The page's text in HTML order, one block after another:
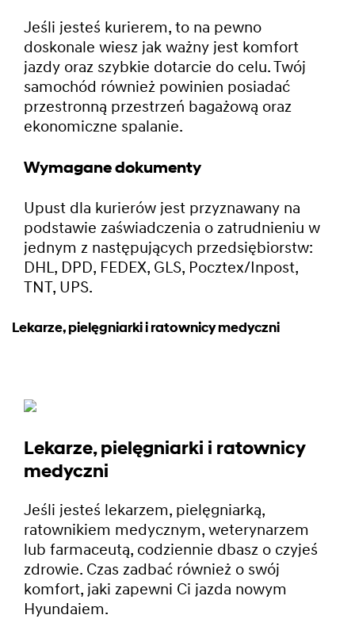
Jeśli jesteś kurierem, to na pewno
doskonale wiesz jak ważny jest komfort
jazdy oraz szybkie dotarcie do celu. Twój
samochód również powinien posiadać
przestronną przestrzeń bagażową oraz
ekonomiczne spalanie.
Wymagane dokumenty
Upust dla kurierów jest przyznawany na
podstawie zaświadczenia o zatrudnieniu w
jednym z następujących przedsiębiorstw:
DHL, DPD, FEDEX, GLS, Pocztex/Inpost,
TNT, UPS.
Lekarze, pielęgniarki i ratownicy medyczni
Lekarze, pielęgniarki i ratownicy
medyczni
Jeśli jesteś lekarzem, pielęgniarką,
ratownikiem medycznym, weterynarzem
lub farmaceutą, codziennie dbasz o czyjeś
zdrowie. Czas zadbać również o swój
komfort, jaki zapewni Ci jazda nowym
Hyundaiem.